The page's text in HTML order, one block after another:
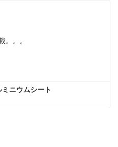
ニウムシート